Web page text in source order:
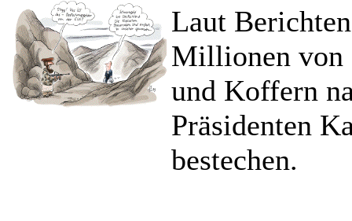
Laut
Millionen von
und Koffern
Präsidenten
bestechen.